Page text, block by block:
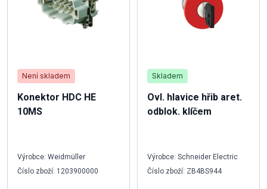
Není skladem
Konektor HDC HE
10MS
Výrobce: Weidmüller
Číslo zboží: 1203900000
Skladem
Ovl. hlavice hřib aret.
odblok. klíčem
Výrobce: Schneider Electric
Číslo zboží: ZB4BS944